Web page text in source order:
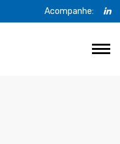
Acompanhe: